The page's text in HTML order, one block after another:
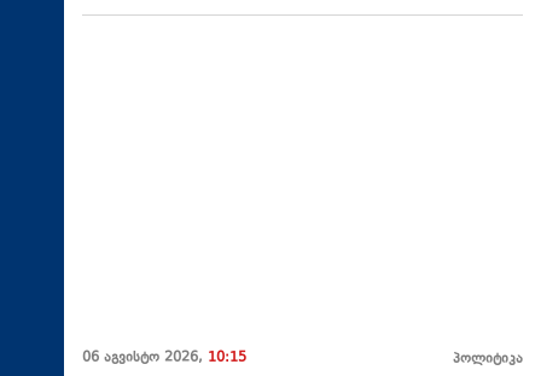
06 აგვისტო 2026, 10:15 პოლიტიკა